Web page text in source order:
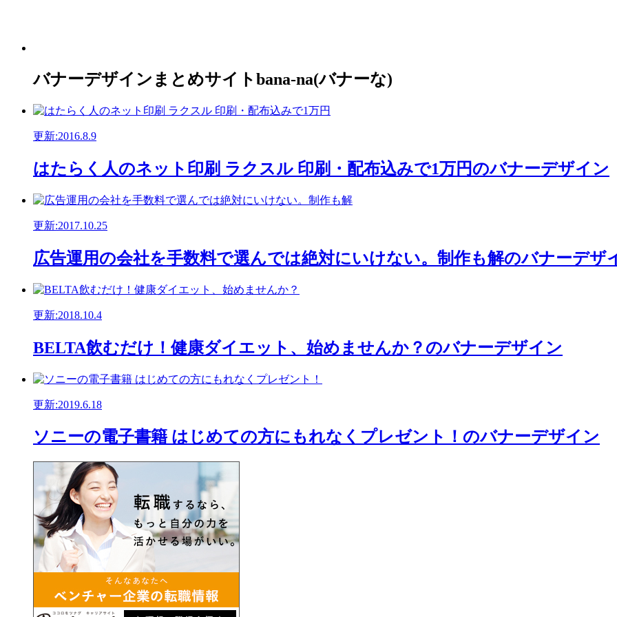
バナーデザインまとめサイトbana-na(バナーな)
更新:2016.8.9
はたらく人のネット印刷 ラクスル 印刷・配布込みで1万円のバナーデザイン
更新:2017.10.25
広告運用の会社を手数料で選んでは絶対にいけない。制作も解のバナーデザ
更新:2018.10.4
BELTA飲むだけ！健康ダイエット、始めませんか？のバナーデザイン
更新:2019.6.18
ソニーの電子書籍 はじめての方にもれなくプレゼント！のバナーデザイン